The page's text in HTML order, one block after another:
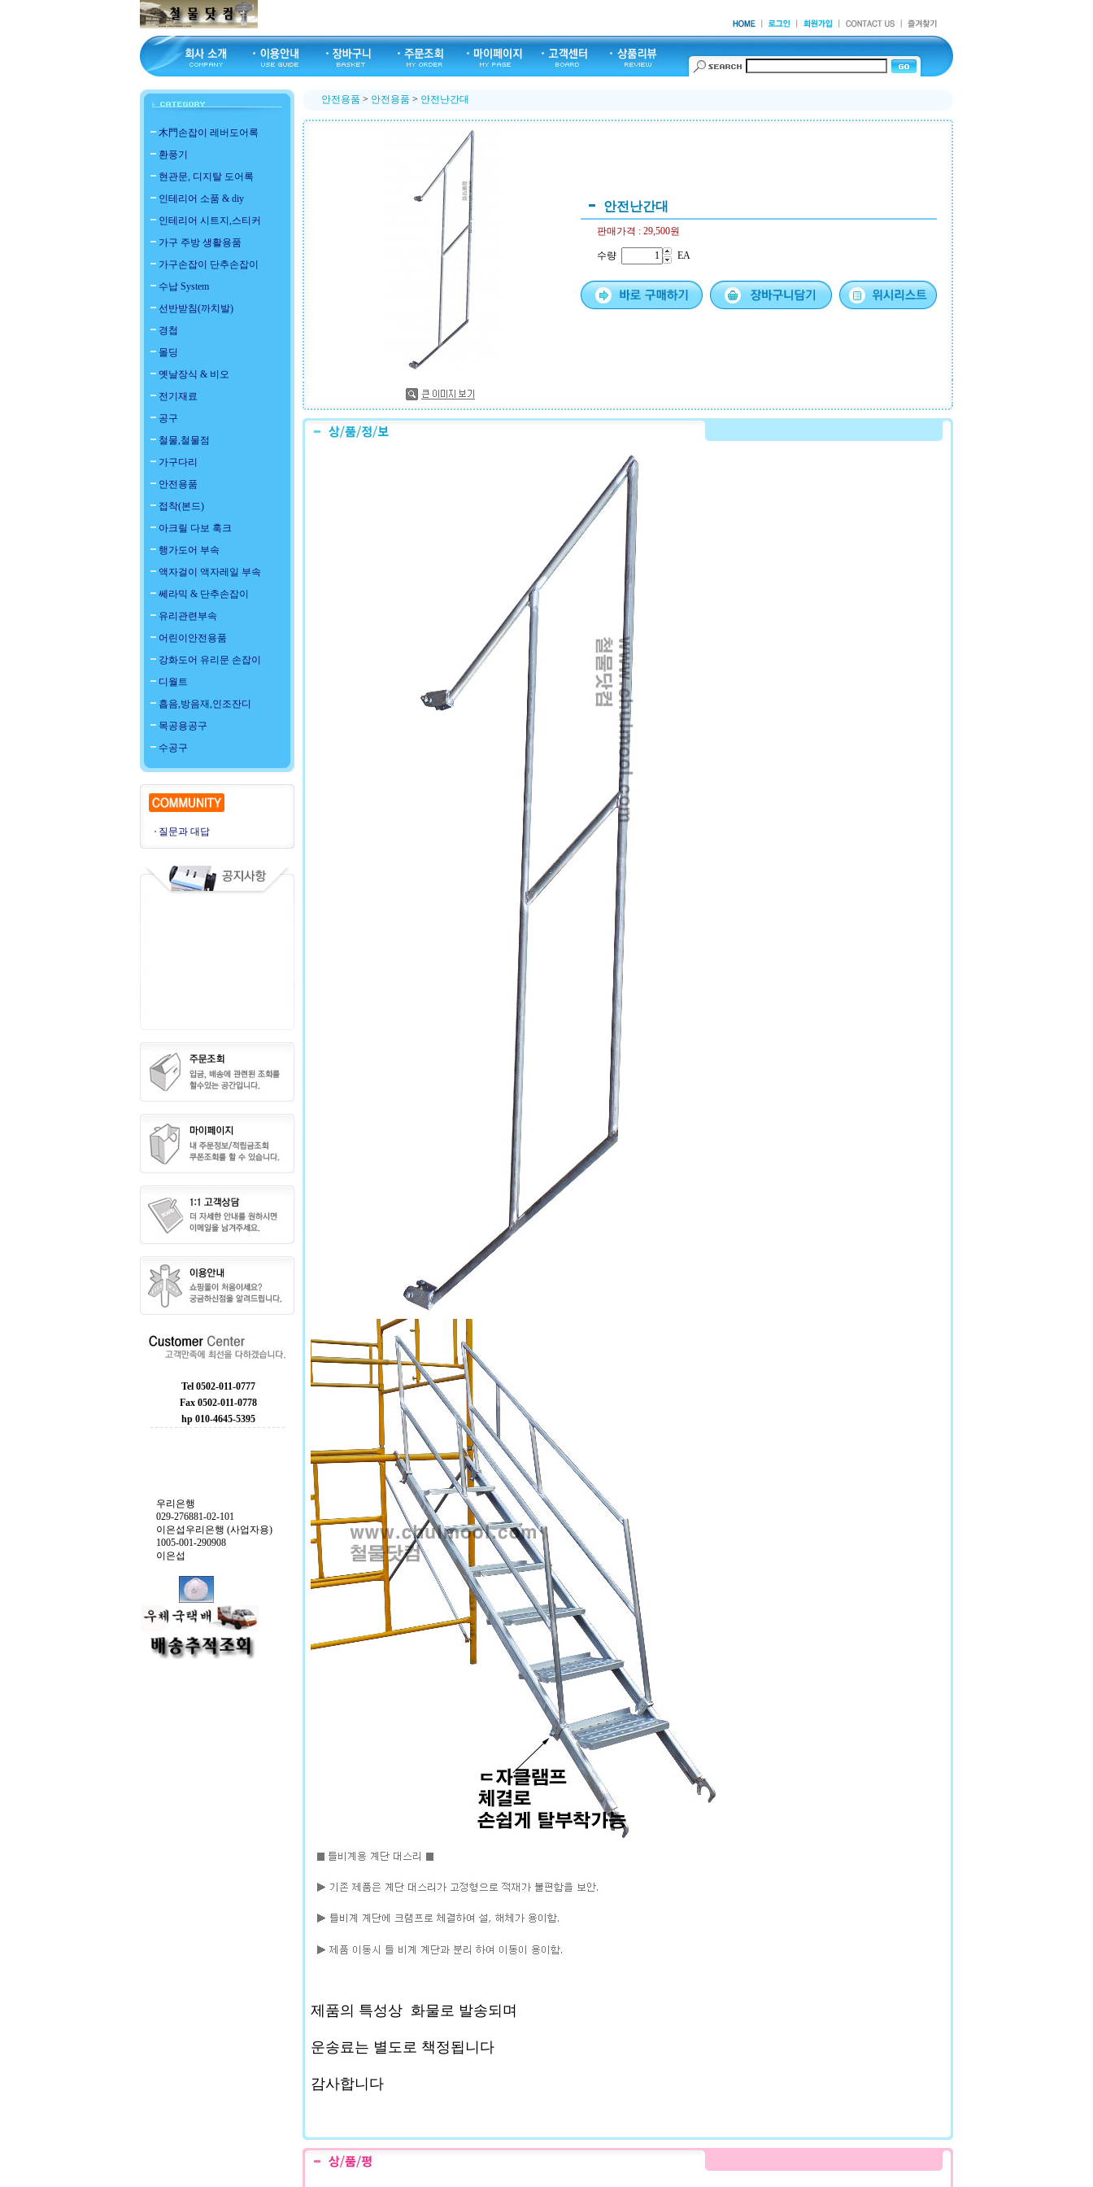
木門손잡이 레버도어록
환풍기
현관문, 디지탈 도어록
인테리어 소품 & diy
인테리어 시트지,스티커
가구 주방 생활용품
가구손잡이 단추손잡이
수납 System
선반받침(까치발)
경첩
몰딩
옛날장식 & 비오
전기재료
공구
철물,철물점
가구다리
안전용품
접착(본드)
아크릴 다보 훅크
행가도어 부속
액자걸이 액자레일 부속
쎄라믹 & 단추손잡이
유리관련부속
어린이안전용품
강화도어 유리문 손잡이
디월트
흡음,방음재,인조잔디
목공용공구
수공구
질문과 대답
Tel 0502-011-0777
Fax 0502-011-0778
hp 010-4645-5395
우리은행
029-276881-02-101
이은섭우리은행 (사업자용)
1005-001-290908
이은섭
안전용품 > 안전용품 > 안전난간대
안전난간대
판매가격 : 29,500원
수량 EA
제품의 특성상 화물로 발송되며
운송료는 별도로 책정됩니다
감사합니다